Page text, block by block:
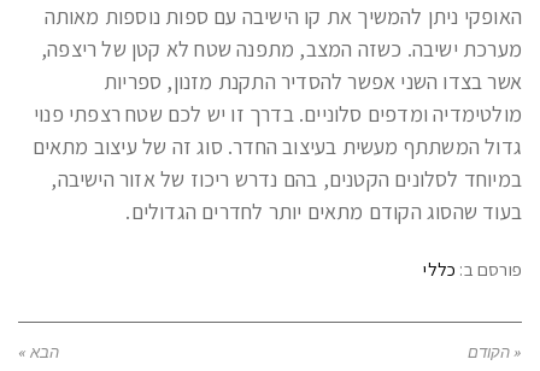
האופקי ניתן להמשיך את קו הישיבה עם ספות נוספות מאותה
מערכת ישיבה. כשזה המצב, מתפנה שטח לא קטן של ריצפה,
אשר בצדו השני אפשר להסדיר התקנת מזנון, ספריות
מולטימדיה ומדפים סלוניים. בדרך זו יש לכם שטח רצפתי פנוי
גדול המשתתף מעשית בעיצוב החדר. סוג זה של עיצוב מתאים
במיוחד לסלונים הקטנים, בהם נדרש ריכוז של אזור הישיבה,
בעוד שהסוג הקודם מתאים יותר לחדרים הגדולים.
פורסם ב: כללי
« הקודם הבא »